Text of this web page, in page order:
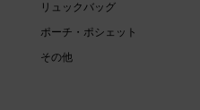
リュックバッグ
ポーチ・ポシェット
その他